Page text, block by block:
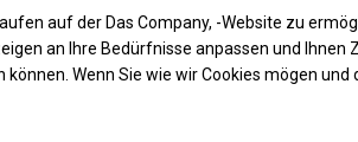
auf der Das Company, -Website zu
an Ihre Bedürfnisse anpassen und
Wenn Sie wie wir Cookies mögen